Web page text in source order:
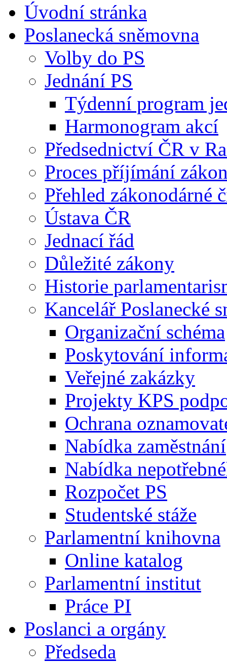
Úvodní stránka
Poslanecká sněmovna
Volby do PS
Jednání PS
Týdenní program
Harmonogram akcí
Předsednictví ČR v
Proces příjímání
Přehled zákonodárné
Ústava ČR
Jednací řád
Důležité zákony
Historie
Kancelář Poslanecké
Organizační schéma
Poskytování
Veřejné zakázky
Projekty KPS
Ochrana
Nabídka zaměstnání
Nabídka
Rozpočet PS
Studentské stáže
Parlamentní knihovna
Online katalog
Parlamentní institut
Práce PI
Poslanci a orgány
Předseda